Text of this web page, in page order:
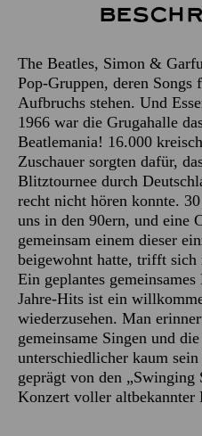
The Beatles, Simon &
Pop-Gruppen, deren Songs
Aufbruchs stehen. Und
1966 war die Grugahalle
Beatlemania! 16.000
Zuschauer sorgten dafür,
Blitztournee durch
recht nicht hören konnte.
uns in den 90ern, und eine
gemeinsam einem dieser
beigewohnt hatte, trifft sich
Ein geplantes
Jahre-Hits ist ein
wiederzusehen. Man
gemeinsame Singen und
unterschiedlicher kaum
geprägt von den
Konzert voller altbekannter